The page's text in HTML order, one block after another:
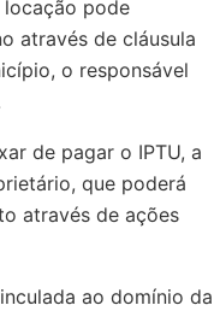
locação pode
através de cláusula
o responsável
de pagar o IPTU, a
que poderá
através de ações
ao domínio da